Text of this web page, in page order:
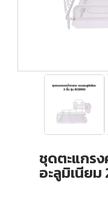
ชุดตะแกร
อะลูมิเนียม